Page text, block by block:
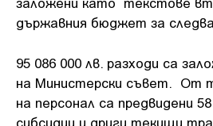
държавния бюджет за
95 086 000 лв. разходи са
на Министерски съвет. От
на персонал са предвидени
субсидии и други текущи